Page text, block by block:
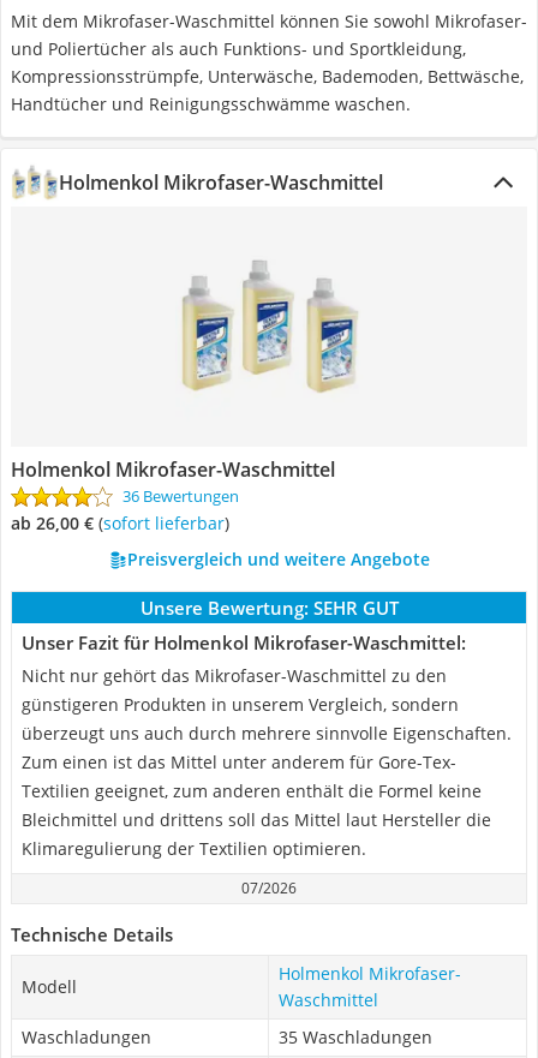
Mit dem Mikrofaser-Waschmittel können Sie sowohl Mikrofaser-
und Poliertücher als auch Funktions- und Sportkleidung,
Kompressionsstrümpfe, Unterwäsche, Bademoden, Bettwäsche,
Handtücher und Reinigungsschwämme waschen.
Holmenkol Mikrofaser-Waschmittel
Holmenkol Mikrofaser-Waschmittel
36 Bewertungen
ab 26,00 € ( Sofort lieferbar)
Preisvergleich und weitere Angebote
Unsere Bewertung: SEHR GUT
Unser Fazit für Holmenkol Mikrofaser-Waschmittel:
Nicht nur gehört das Mikrofaser-Waschmittel zu den
günstigeren Produkten in unserem Vergleich, sondern
überzeugt uns auch durch mehrere sinnvolle Eigenschaften.
Zum einen ist das Mittel unter anderem für Gore-Tex-
Textilien geeignet, zum anderen enthält die Formel keine
Bleichmittel und drittens soll das Mittel laut Hersteller die
Klimaregulierung der Textilien optimieren.
07/2026
Technische Details
Modell
Holmenkol Mikrofaser-
Waschmittel
Waschladungen
35 Waschladungen